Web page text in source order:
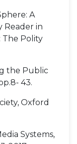
A
Reader in
The Polity
the Public
43.
Oxford
Systems,